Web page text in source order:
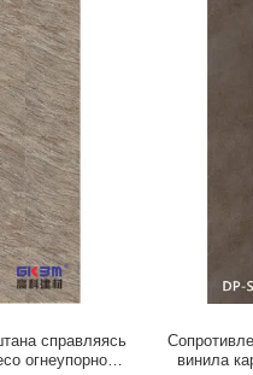
справляясь
огнеупорное
винила